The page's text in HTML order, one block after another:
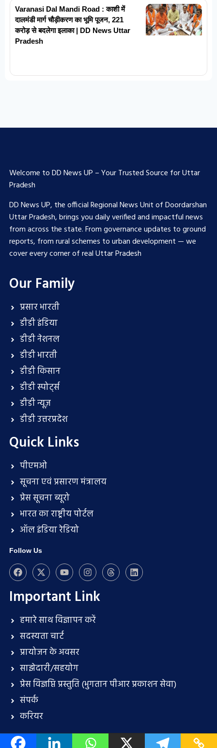
Varanasi Dal Mandi Road : काशी में
दालमंडी मार्ग चौड़ीकरण का भूमि पूजन, 221
करोड़ से बदलेगा इलाका | DD News Uttar
Pradesh
Welcome to DD News UP – Your Trusted Source for Uttar
Pradesh
DD News UP, the official Regional News Unit of Doordarshan
Uttar Pradesh, brings you daily verified and impactful news
from across the state. From governance updates to ground
reports, from rural schemes to urban development — we
cover every corner of real Uttar Pradesh
Our Family
प्रसार भारती
डीडी इंडिया
डीडी नेशनल
डीडी भारती
डीडी किसान
डीडी स्पोर्ट्स
डीडी न्यूज़
डीडी उत्तरप्रदेश
Quick Links
पीएमओ
सूचना एवं प्रसारण मंत्रालय
प्रेस सूचना ब्यूरो
भारत का राष्ट्रीय पोर्टल
ऑल इंडिया रेडियो
Follow Us
Important Link
हमारे साथ विज्ञापन करें
सदस्यता चार्ट
प्रायोजन के अवसर
साझेदारी/सहयोग
प्रेस विज्ञप्ति प्रस्तुति (भुगतान पीआर प्रकाशन सेवा)
संपर्क
करियर
About Us Terms and conditions Disclaimer Privacy Policy